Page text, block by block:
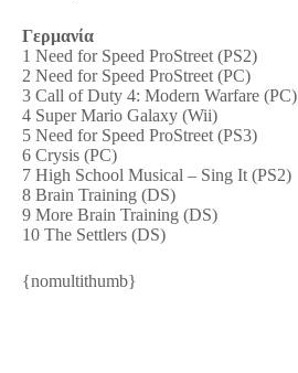
Γερμανία
1 Need for Speed ProStreet (PS2)
2 Need for Speed ProStreet (PC)
3 Call of Duty 4: Modern Warfare (PC)
4 Super Mario Galaxy (Wii)
5 Need for Speed ProStreet (PS3)
6 Crysis (PC)
7 High School Musical – Sing It (PS2)
8 Brain Training (DS)
9 More Brain Training (DS)
10 The Settlers (DS)
{nomultithumb}